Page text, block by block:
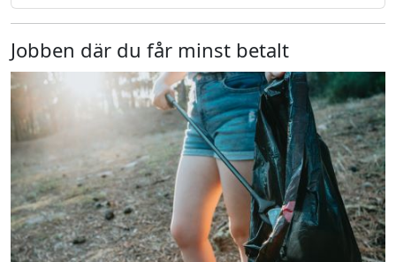
Jobben där du får minst betalt